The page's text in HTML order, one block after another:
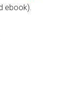
ebook).